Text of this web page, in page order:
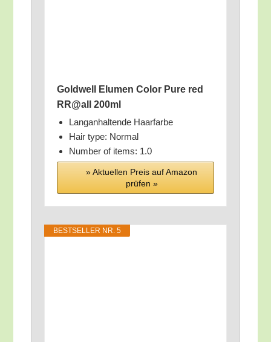
Gold­well Elu­men Color Pure red
RR@all 200ml
Lang­an­hal­ten­de Haarfarbe
Hair type: Normal
Num­ber of items: 1.0
» Aktu­el­len Preis auf Ama­zon
prü­fen »
BEST­SEL­LER NR. 5